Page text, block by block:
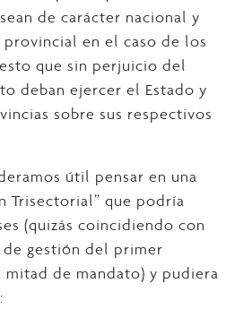
de carácter nacional y
en el caso de los
que sin perjuicio del
deban ejercer el Estado y
sobre sus respectivos
útil pensar en una
Trisectorial” que podría
(quizás coincidiendo con
gestión del primer
mitad de mandato) y pudiera